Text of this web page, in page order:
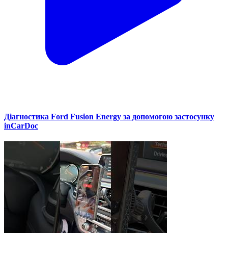
Діагностика Ford Fusion Energy за допомогою застосунку
inCarDoc